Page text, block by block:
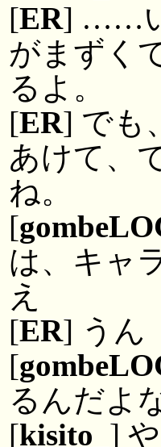
[ER] ……い
がまずく
るよ。
[ER] でも
あけて、
ね。
[
は、キャ
え
[ER] うん
[
るんだよ
[kisito_ ]